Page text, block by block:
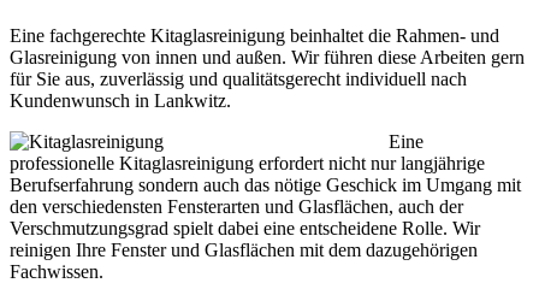
Eine fachgerechte Kitaglasreinigung beinhaltet die Rahmen- und
Glasreinigung von innen und außen. Wir führen diese Arbeiten gern
für Sie aus, zuverlässig und qualitätsgerecht individuell nach
Kundenwunsch in Lankwitz.
Eine
professionelle Kitaglasreinigung erfordert nicht nur langjährige
Berufserfahrung sondern auch das nötige Geschick im Umgang mit
den verschiedensten Fensterarten und Glasflächen, auch der
Verschmutzungsgrad spielt dabei eine entscheidene Rolle. Wir
reinigen Ihre Fenster und Glasflächen mit dem dazugehörigen
Fachwissen.